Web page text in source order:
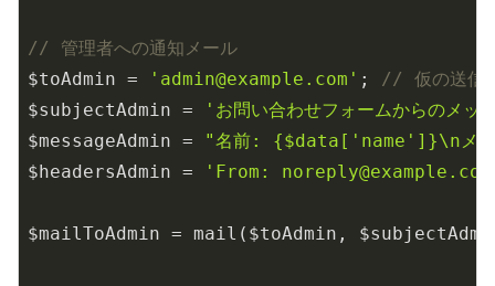
// 管理者への通知メール
$toAdmin =
'admin@example.com' ;
// 仮の送信
$subjectAdmin =
'お問い合わせフォームからのメッ
$messageAdmin =
"名前: {$data['name']}\nメ
$headersAdmin =
'From:
$mailToAdmin = mail($toAdmin,